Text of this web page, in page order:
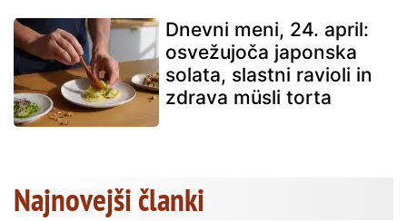
Dnevni meni, 24. april:
osvežujoča japonska
solata, slastni ravioli in
zdrava müsli torta
Najnovejši članki